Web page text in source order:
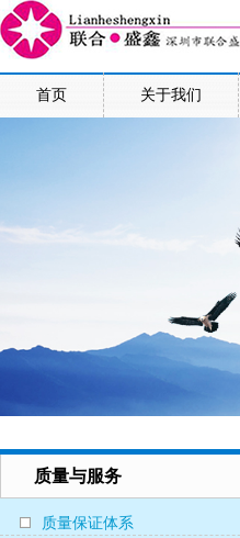
首页 关于我们
质量与服务
质量保证体系